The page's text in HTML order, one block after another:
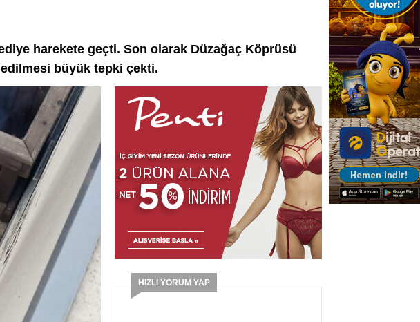
harekete geçti. Son olarak Düzağaç Köprüsü
büyük tepki çekti.
HIZLI YORUM YAP